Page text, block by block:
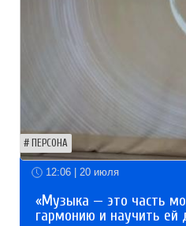
ПЕРСОНА
12:06 | 20 июля
«Музыка — это часть
гармонию и научить ей